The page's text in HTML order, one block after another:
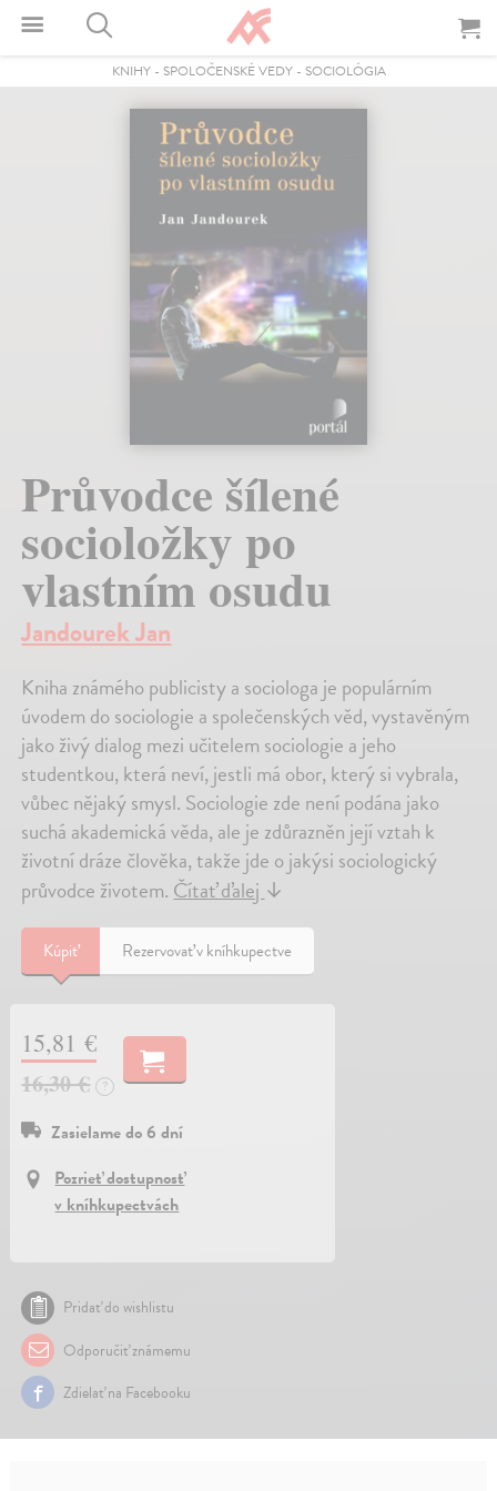
KNIHY- SPOLOČENSKÉ VEDY- SOCIOLÓGIA
Průvodce šílené
socioložky po
vlastním osudu
Jandourek Jan
Kniha známého publicisty a sociologa je populárním
úvodem do sociologie a společenských věd, vystavěným
jako živý dialog mezi učitelem sociologie a jeho
studentkou, která neví, jestli má obor, který si vybrala,
vůbec nějaký smysl. Sociologie zde není podána jako
suchá akademická věda, ale je zdůrazněn její vztah k
životní dráze člověka, takže jde o jakýsi sociologický
průvodce životem.Čítať ďalej↓
Kúpiť Rezervovať v kníhkupectve
15,81 €
16,30 €
?
Zasielame do 6 dní
Pozrieť dostupnosť
v kníhkupectvách
Pridať do wishlistu
Odporučiť známemu
Zdielať na Facebooku